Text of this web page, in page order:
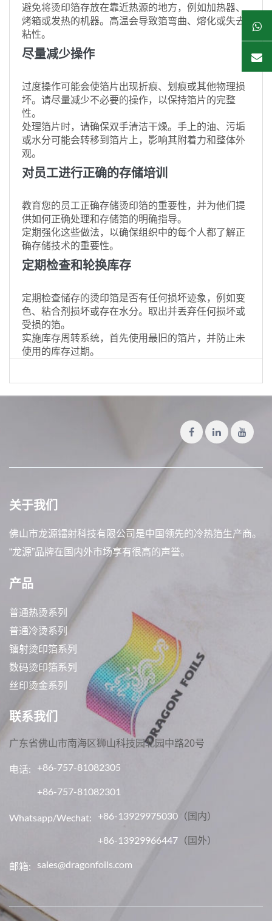
避免将烫印箔存放在靠近热源的地方，例如加热器、
烤箱或发热的机器。高温会导致箔弯曲、熔化或失去
粘性。
尽量减少操作
过度操作可能会使箔片出现折痕、划痕或其他物理损
坏。请尽量减少不必要的操作，以保持箔片的完整
性。
处理箔片时，请确保双手清洁干燥。手上的油、污垢
或水分可能会转移到箔片上，影响其附着力和整体外
观。
对员工进行正确的存储培训
教育您的员工正确存储烫印箔的重要性，并为他们提
供如何正确处理和存储箔的明确指导。
定期强化这些做法，以确保组织中的每个人都了解正
确存储技术的重要性。
定期检查和轮换库存
定期检查储存的烫印箔是否有任何损坏迹象，例如变
色、粘合剂损坏或存在水分。取出并丢弃任何损坏或
受损的箔。
实施库存周转系统，首先使用最旧的箔片，并防止未
使用的库存过期。
关于我们
佛山市龙源镭射科技有限公司是中国领先的冷热箔生产商。
“龙源”品牌在国内外市场享有很高的声誉。
产品
普通热烫系列
普通冷烫系列
镭射烫印箔系列
数码烫印箔系列
丝印烫金系列
联系我们
广东省佛山市南海区狮山科技园北园中路20号
电话: +86-757-81082305
+86-757-81082301
Whatsapp/Wechat: +86-13929975030 （国内）
+86-13929966447 （国外）
邮箱: sales@dragonfoils.com